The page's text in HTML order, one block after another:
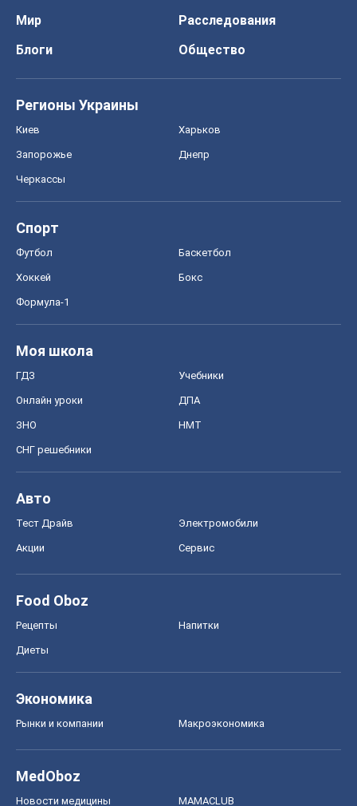
Мир
Расследования
Блоги
Общество
Регионы Украины
Киев Харьков
Запорожье Днепр
Черкассы
Спорт
Футбол Баскетбол
Хоккей Бокс
Формула-1
Моя школа
ГДЗ Учебники
Онлайн уроки ДПА
ЗНО НМТ
СНГ решебники
Авто
Тест Драйв Электромобили
Акции Сервис
Food Oboz
Рецепты Напитки
Диеты
Экономика
Рынки и компании Mакроэкономика
MedOboz
Новости медицины MAMACLUB